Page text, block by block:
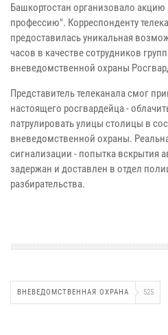
Башкортостан организовало
профессию". Корреспонденту
предоставилась уникальная
часов в качестве сотрудников
вневедомственной охраны
Представитель телеканала смог
настоящего росгвардейца -
патрулировать улицы столицы в
вневедомственной охраны.
сигнализации - попытка вскрытия
задержан и доставлен в отдел
разбирательства.
ВНЕВЕДОМСТВЕННАЯ ОХРАНА 525